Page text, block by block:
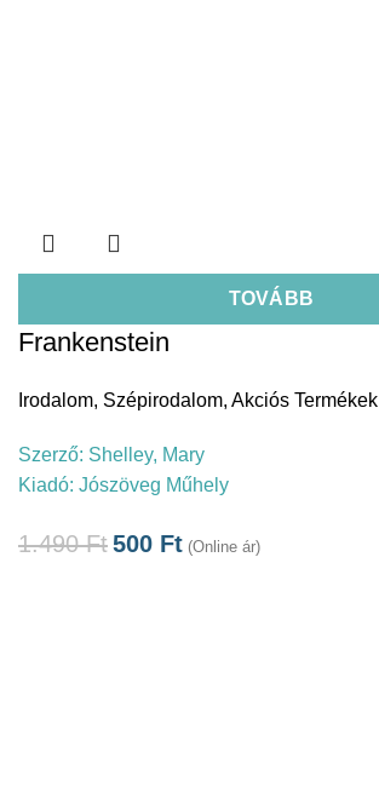
TOVÁBB
Frankenstein
Irodalom, Szépirodalom, Akciós Termékek
Szerző: Shelley, Mary
Kiadó: Jószöveg Műhely
1.490Ft500 Ft (Online ár)